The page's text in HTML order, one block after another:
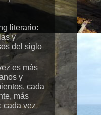
literario:
y
del siglo
es más
y
cada
más
cada vez